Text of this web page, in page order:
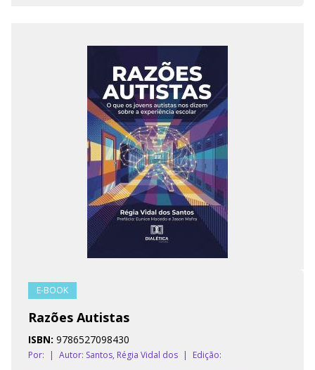
E-BOOK
Razões Autistas
ISBN: 9786527098430
Por: | Autor: Santos, Régia Vidal dos |
Edição: